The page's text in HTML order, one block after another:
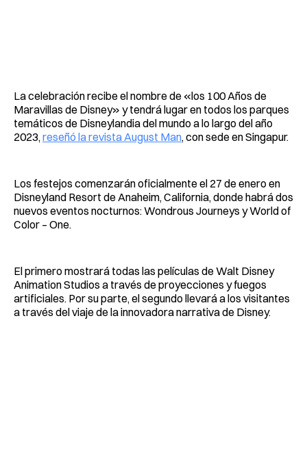
La celebración recibe el nombre de «los 100 Años de
Maravillas de Disney» y tendrá lugar en todos los parques
temáticos de Disneylandia del mundo a lo largo del año
2023, reseñó la revista August Man, con sede en Singapur.
Los festejos comenzarán oficialmente el 27 de enero en
Disneyland Resort de Anaheim, California, donde habrá dos
nuevos eventos nocturnos: Wondrous Journeys y World of
Color – One.
El primero mostrará todas las películas de Walt Disney
Animation Studios a través de proyecciones y fuegos
artificiales. Por su parte, el segundo llevará a los visitantes
a través del viaje de la innovadora narrativa de Disney.